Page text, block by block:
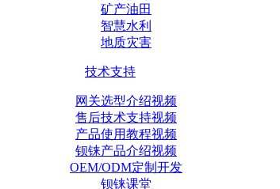
矿产油田
智慧水利
地质灾害
技术支持
网关选型介绍视频
售后技术支持视频
产品使用教程视频
钡铼产品介绍视频
OEM/ODM定制开发
钡铼课堂